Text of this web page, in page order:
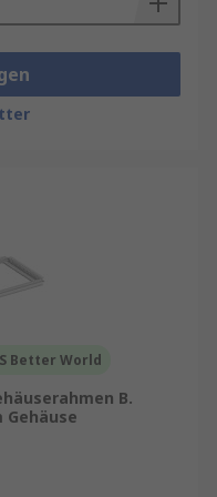
Better World
B.
Gehäuse